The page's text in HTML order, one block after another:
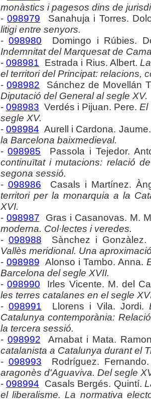
monàstics i pagesos dins de
-098979 Sanahuja i Torres.
litigi entre senyors.
-098980 Domingo i Rúbies.
Indemnitat del Marquesat de
- 098981 Estrada i Rius. Albert.
el territori del Principat: relacions,
-098982 Sánchez de Movellán
Diputació del General al segle XV.
- 098983 Verdés i Pijuan. Pere.El
segle XV.
- 098984 Aurell i Cardona.
la Barcelona baixmedieval.
-098985 Passola i Tejedor.
continuïtat i mutacions: relació
segona sessió.
- 098986 Casals i Martínez.
territori per la monarquia a la
XVI.
- 098987 Gras i Casanovas. M.
moderna. Col·lectes i veredes.
- 098988 Sànchez i
Vallès meridional. Una
- 098989 Alonso i Tambo. Anna.
Barcelona del segle XVII.
- 098990 Irles Vicente. M. del
les terres catalanes en el segle
- 098991 Llorens i Vila. Jordi.
Catalunya contemporània:
la tercera sessió.
- 098992 Arnabat i Mata.
catalanista a Catalunya durant el
- 098993 Rodríguez.
aragonès d'Aguaviva. Del segle
-098994 Casals Bergés. Quintí.
el liberalisme. La normativa